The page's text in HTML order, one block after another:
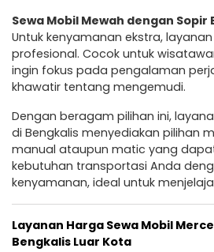
Sewa Mobil Mewah dengan Sopir
Untuk kenyamanan ekstra,
profesional. Cocok untuk
ingin fokus pada pengalaman
khawatir tentang mengemudi.
Dengan beragam pilihan ini,
di Bengkalis menyediakan pilihan
manual ataupun matic yang
kebutuhan transportasi Anda
kenyamanan, ideal untuk
Layanan Harga Sewa Mobil
Bengkalis Luar Kota